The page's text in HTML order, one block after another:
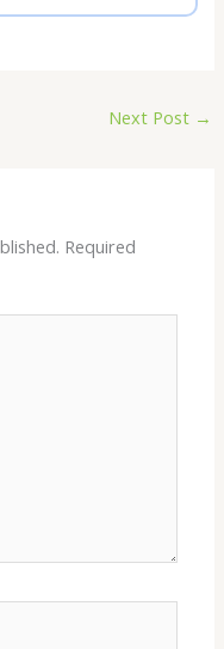
Next Post →
Required